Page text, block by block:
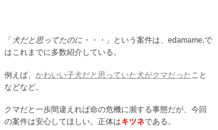
「 犬だと思ってたのに・・・
」という案件は、edamame.で
はこれまでに多数紹介している。
例えば、 かわいい子犬だと思っていた犬がクマだった こと
などなど。
クマだと一歩間違えれば命の危機に瀕する事態だが、今回
の案件は安心してほしい。正体はキツネである。